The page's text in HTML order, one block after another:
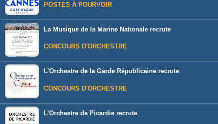
POSTES À POURVOIR
La Musique de la Marine Nationale recrute
CONCOURS D'ORCHESTRE
L’Orchestre de la Garde Républicaine recrute
CONCOURS D'ORCHESTRE
L’Orchestre de Picardie recrute